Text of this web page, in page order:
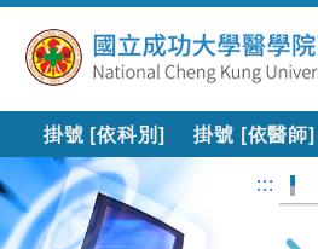
掛號 [依科別] 掛號 [依醫師]
:::